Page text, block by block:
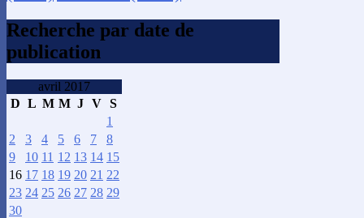
Recherche par date de
publication
avril 2017
D L M M J V S
1
2
3 4 5 6 7
8
9
10 11 12 13 14 15
16 17 18 19 20 21 22
23 24 25 26 27 28 29
30